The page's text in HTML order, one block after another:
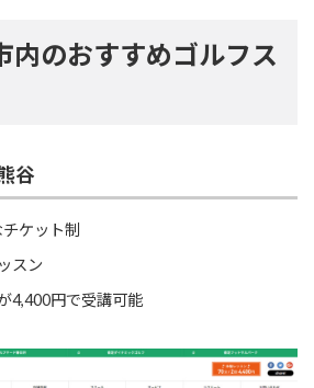
内のおすすめゴルフス
谷
ケット制
スン
4,400円で受講可能